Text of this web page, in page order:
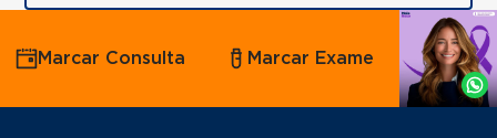
Agende
por
Whatsapp
Marcar Consulta Marcar Exame